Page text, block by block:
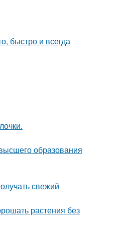
быстро и всегда
образования
свежий
растения без